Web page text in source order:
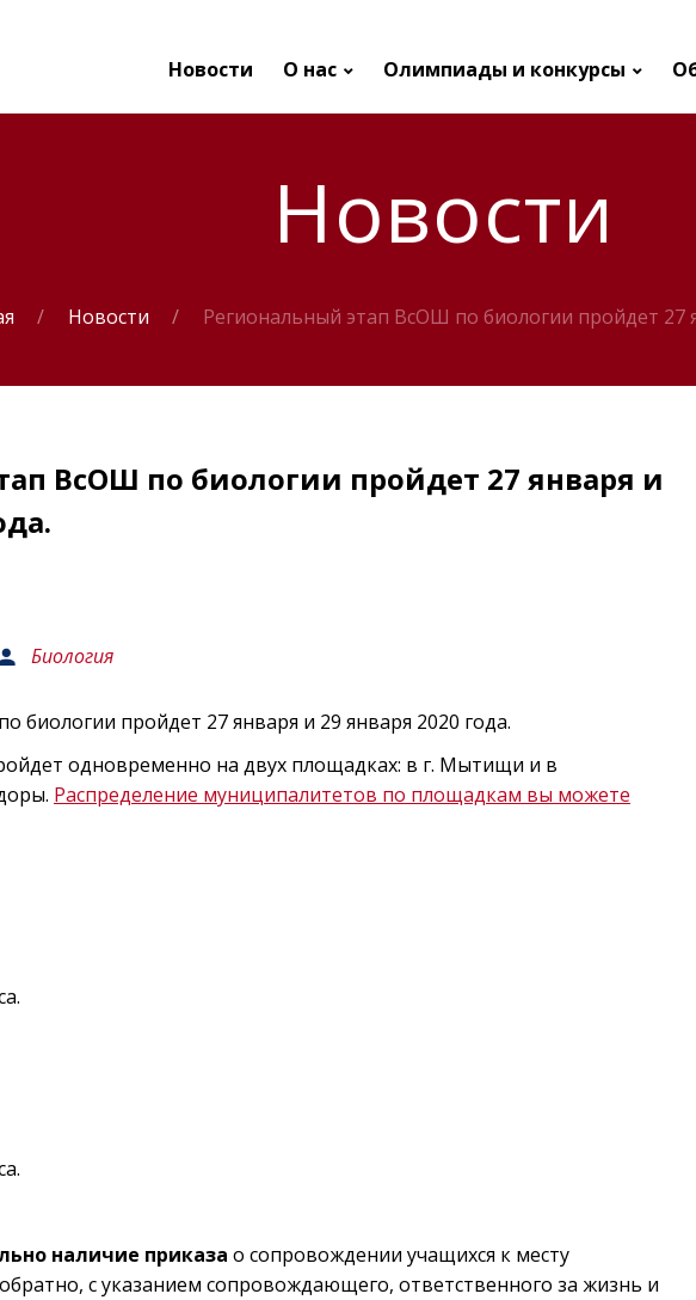
Новости О нас Олимпиады и конкурсы
Новости
Новости Региональный этап ВсОШ по биологии пройдет 27
ВсОШ по биологии пройдет 27 января и
Биология
биологии пройдет 27 января и 29 января 2020 года.
одновременно на двух площадках: в г. Мытищи и в
Распределение муниципалитетов по площадкам вы можете
наличие приказа о сопровождении учащихся к месту
с указанием сопровождающего, ответственного за жизнь и